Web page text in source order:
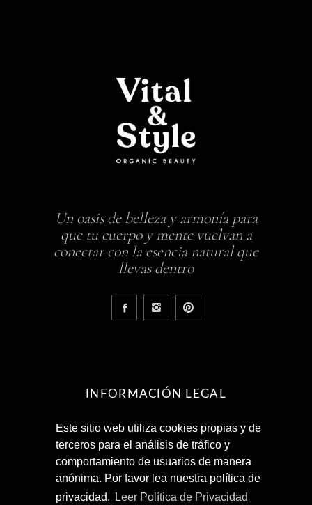
Este sitio web utiliza cookies propias y de
terceros para el análisis de tráfico y
comportamiento de usuarios de manera
anónima. Por favor lea nuestra política de
privacidad.
Leer Política de Privacidad
Un oasis de belleza y armonía para
que tu cuerpo y mente vuelvan a
conectar con la esencia natural que
llevas dentro
INFORMACIÓN LEGAL
Aviso Legal
Política de Privacidad
Términos y Condiciones